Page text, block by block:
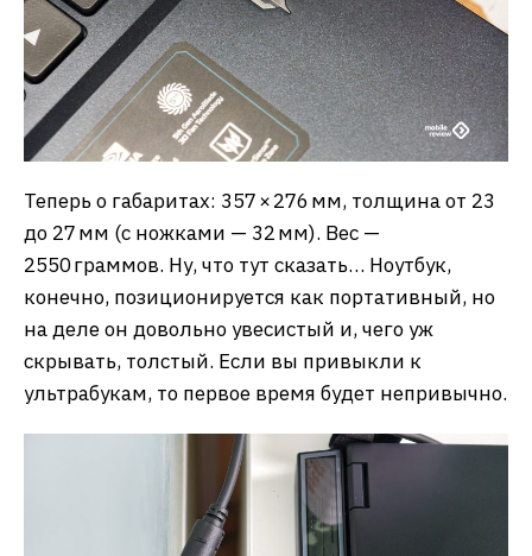
Теперь о габаритах: 357 × 276 мм, толщина от 23
до 27 мм (с ножками — 32 мм). Вес —
2550 граммов. Ну, что тут сказать… Ноутбук,
конечно, позиционируется как портативный, но
на деле он довольно увесистый и, чего уж
скрывать, толстый. Если вы привыкли к
ультрабукам, то первое время будет непривычно.